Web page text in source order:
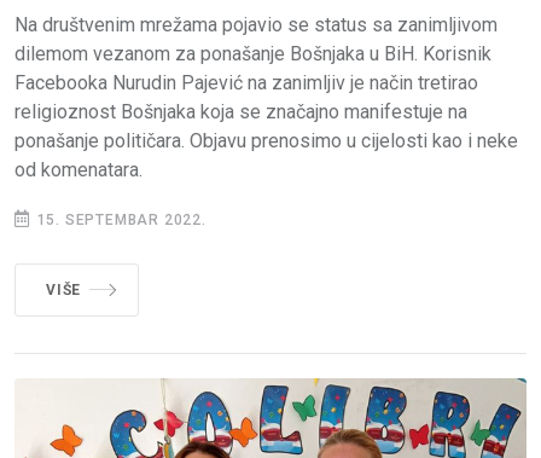
Na društvenim mrežama pojavio se status sa zanimljivom
dilemom vezanom za ponašanje Bošnjaka u BiH. Korisnik
Facebooka Nurudin Pajević na zanimljiv je način tretirao
religioznost Bošnjaka koja se značajno manifestuje na
ponašanje političara. Objavu prenosimo u cijelosti kao i neke
od komenatara.
15. SEPTEMBAR 2022.
VIŠE